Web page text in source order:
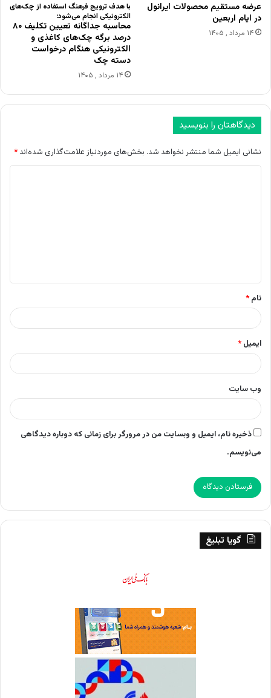
عرضه مستقیم محصولات ایرانول
در ایام اربعین
۱۴ مرداد , ۱۴۰۵
با هدف ترویج فرهنگ استفاده از چک‌های
الکترونیکی انجام می‌شود:
محاسبه جداگانه تعیین تکلیف ۸۰
درصد برگه چک‌های کاغذی و
الکترونیکی هنگام درخواست
دسته چک
۱۴ مرداد , ۱۴۰۵
دیدگاهتان را بنویسید
نشانی ایمیل شما منتشر نخواهد شد. بخش‌های موردنیاز علامت‌گذاری شده‌اند *
*
نام *
ایمیل *
وب‌ سایت
ذخیره نام، ایمیل و وبسایت من در مرورگر برای زمانی که دوباره دیدگاهی
می‌نویسم.
گویا تبلیغ